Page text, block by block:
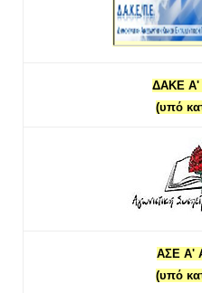
ΔΑΚΕ
(υπό
ΑΣΕ Α'
(υπό